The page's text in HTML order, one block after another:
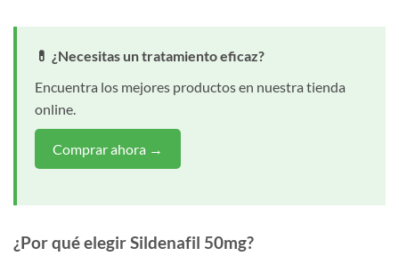
💊 ¿Necesitas un tratamiento eficaz?
Encuentra los mejores productos en nuestra tienda
online.
Comprar ahora →
¿Por qué elegir Sildenafil 50mg?